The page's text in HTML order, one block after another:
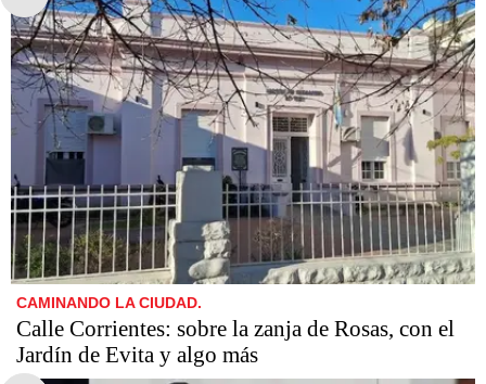
CAMINANDO LA CIUDAD.
Calle Corrientes: sobre la zanja de Rosas, con el
Jardín de Evita y algo más